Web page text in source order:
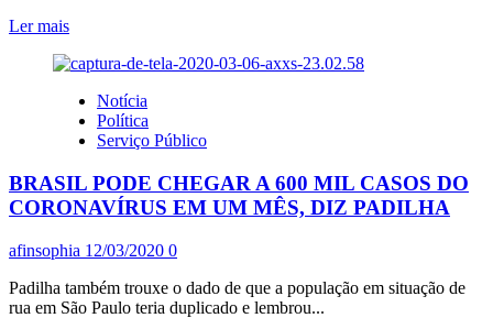
ECONOMIA”
Ler maisLeia
sobre
QUEREMOS
PAGAR
VER,
PROFESSORA
BEBEL
Notícia
Política
Serviço Público
BRASIL PODE CHEGAR A 600 MIL CASOS DO
CORONAVÍRUS EM UM MÊS, DIZ PADILHA
afinsophia 12/03/2020 0
Padilha também trouxe o dado de que a população em situação de
rua em São Paulo teria duplicado e lembrou...